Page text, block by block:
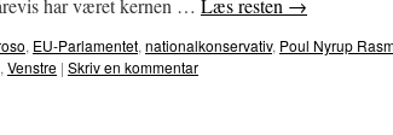
har været kernen … Læs resten →
, EU-Parlamentet, nationalkonservativ, Poul Nyrup
, Venstre | Skriv en kommentar